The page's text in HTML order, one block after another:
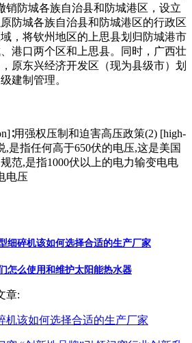
销防城各族自治县和防城港区，设立
防城各族自治县和防城港区的行政区
，将钦州地区的上思县划归防城港市
港口两个区和上思县。同时，广西壮
原东兴经济开发区（现为县级市）划
建制管理。
用强权压制和迫害高压政策(2) [high-
,是指任何高于650伏的电压,这是美国
范,是指1000伏以上的电力输变电电
电压
细碎机该如何选择合适的生产厂家
怎么使用和维护太阳能热水器
章:
机该如何选择合适的生产厂家